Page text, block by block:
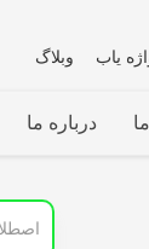
یاب وبلاگ
درباره ما